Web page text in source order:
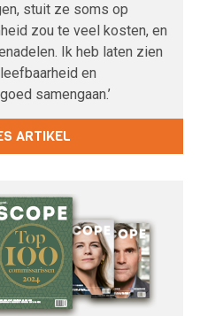
stuit ze soms op
zou te veel kosten, en
Ik heb laten zien
en
samengaan.’
ARTIKEL